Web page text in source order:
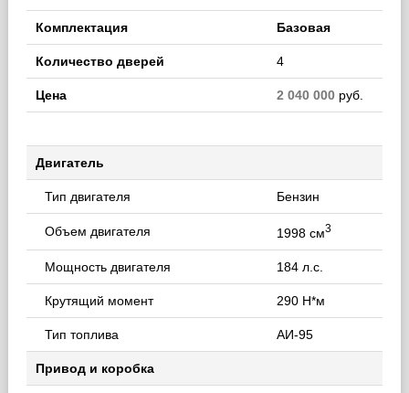
Комплектация Базовая
Количество дверей 4
Цена 2 040 000руб.
Двигатель
Тип двигателя Бензин
Объем двигателя 1998 см3
Мощность двигателя 184 л.с.
Крутящий момент 290 Н*м
Тип топлива АИ-95
Привод и коробка